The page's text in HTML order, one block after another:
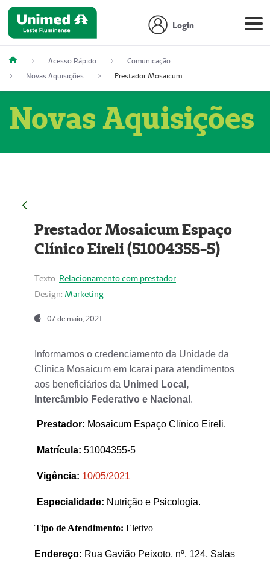
Login
Acesso Rápido
Comunicação
Novas Aquisições
Prestador Mosaicum Espaço Clínico Eireli (51004355-5)
Novas Aquisições
Prestador Mosaicum Espaço
Clínico Eireli (51004355-5)
Texto: Relacionamento com prestador
Design: Marketing
07 de maio, 2021
Informamos o credenciamento da Unidade da
Clínica Mosaicum em Icaraí para atendimentos
aos beneficiários da Unimed Local,
Intercâmbio Federativo e Nacional .
Prestador: Mosaicum Espaço Clínico Eireli.
Matrícula: 51004355-5
Vigência: 10/05/2021
Especialidade: Nutrição e Psicologia.
Tipo de Atendimento: Eletivo
Endereço: Rua Gavião Peixoto, nº. 124, Salas